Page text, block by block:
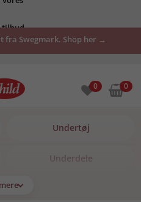
– nemt og enkelt
fra Swegmark. Shop her →
0 0
Undertøj
Underdele